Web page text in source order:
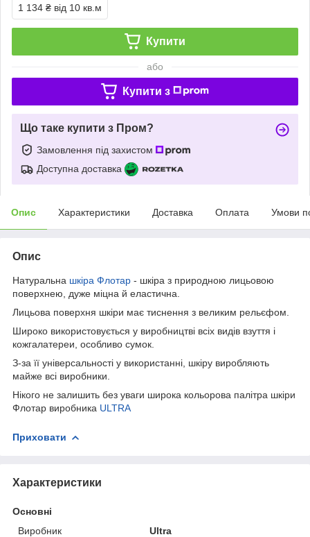
1 134 ₴ від 10 кв.м
Купити
або
Купити з
Що таке купити з Пром?
Замовлення під захистом
Доступна доставка
Опис Характеристики Доставка Оплата Умови
Опис
Натуральна шкіра Флотар - шкіра з природною лицьовою
поверхнею, дуже міцна й еластична.
Лицьова поверхня шкіри має тиснення з великим рельєфом.
Широко використовується у виробництві всіх видів взуття і
кожгалатереи, особливо сумок.
З-за її універсальності у використанні, шкіру виробляють
майже всі виробники.
Нікого не залишить без уваги широка кольорова палітра шкіри
Флотар виробника ULTRA
Приховати
Характеристики
Основні
Виробник
Ultra